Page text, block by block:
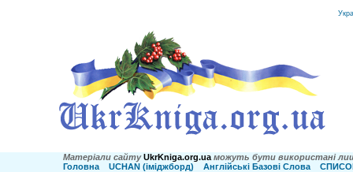
Матеріали сайту UkrKniga.org.ua можуть бути використані
Головна
UCHAN (іміджборд) Англійські Базові Слова